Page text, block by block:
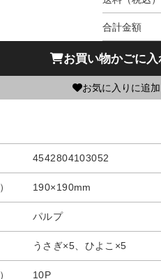
合計金額
お買い物かごに入
お気に入りに追加
4542804103052
190×190mm
パルプ
うさぎ×5、ひよこ×5
10P